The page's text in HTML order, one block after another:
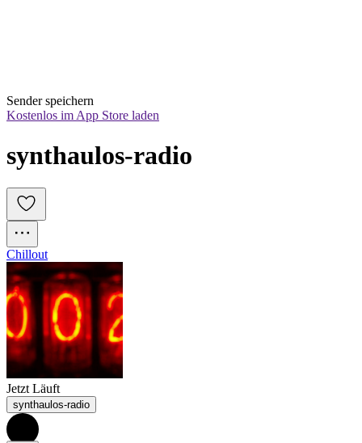
Sender speichern
Kostenlos im App Store laden
synthaulos-radio
Chillout
Jetzt Läuft
synthaulos-radio